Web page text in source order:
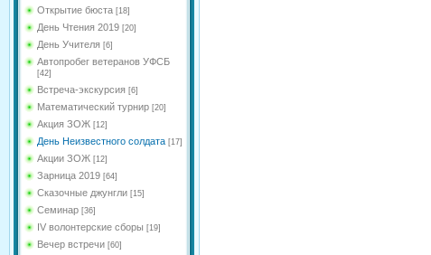
Открытие бюста [18]
День Чтения 2019 [20]
День Учителя [6]
Автопробег ветеранов УФСБ
[42]
Встреча-экскурсия [6]
Математический турнир [20]
Акция ЗОЖ [12]
День Неизвестного солдата [17]
Акции ЗОЖ [12]
Зарница 2019 [64]
Сказочные джунгли [15]
Семинар [36]
IV волонтерские сборы [19]
Вечер встречи [60]